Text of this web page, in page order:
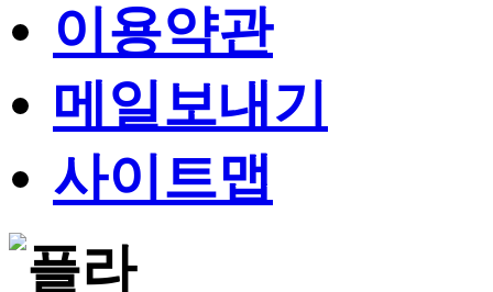
이용약관
메일보내기
사이트맵